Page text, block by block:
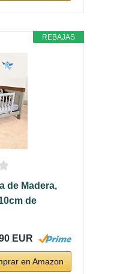
REBAJAS
de Madera,
de
EUR
en Amazon